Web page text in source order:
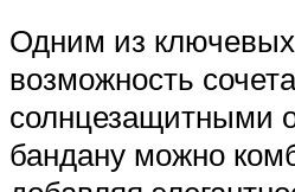
Одним из ключевых
возможность
солнцезащитными
бандану можно